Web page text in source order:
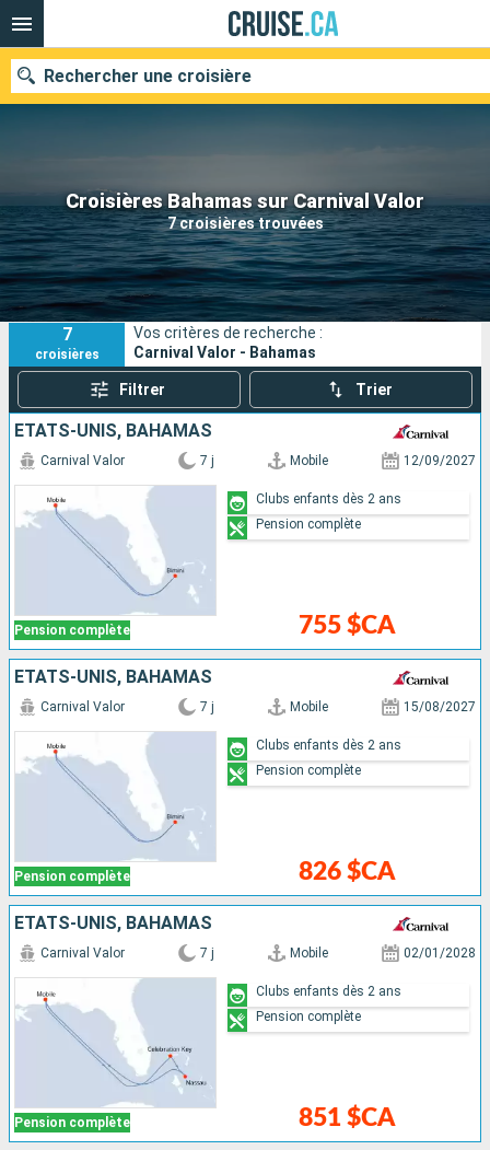
Croisières Bahamas sur Carnival Valor
7 croisières trouvées
Rechercher une croisière
Nos destinations
Mois de départ
Ports Compagnies
Rechercher
7
croisières
Vos critères de recherche :
Carnival Valor - Bahamas
Filtrer Trier
ÉTATS-UNIS, BAHAMAS
Pension complète
Carnival Valor 7 j Mobile 12/09/2027
755 $CA
Clubs enfants dès 2 ans
Pension complète
ÉTATS-UNIS, BAHAMAS
Pension complète
Carnival Valor 7 j Mobile 15/08/2027
826 $CA
Clubs enfants dès 2 ans
Pension complète
ÉTATS-UNIS, BAHAMAS
Pension complète
Carnival Valor 7 j Mobile 02/01/2028
851 $CA
Clubs enfants dès 2 ans
Pension complète